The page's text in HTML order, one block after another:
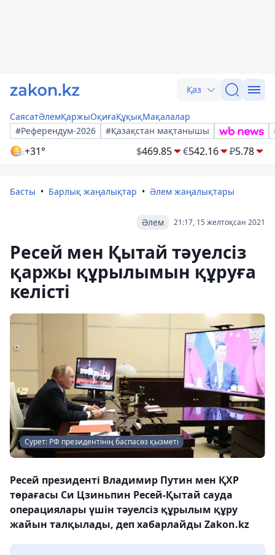
Қаз
СаясатӘлемҚаржыОқиғаҚұқықМақалалар
#Референдум-2026
#Қазақстан мақтанышы
+31° $469.85 €542.16 ₽5.78
Басты Барлық жаңалықтар Әлем жаңалықтары
21:17, 15 желтоқсан 2021
Әлем
Ресей мен Қытай тәуелсіз
қаржы құрылымын құруға
келісті
Сурет: РФ президентінің баспасөз қызметі
Ресей президенті Владимир Путин мен ҚХР
төрағасы Си Цзиньпин Ресей-Қытай сауда
операциялары үшін тәуелсіз құрылым құру
жайын талқылады, деп хабарлайды Zakon.kz